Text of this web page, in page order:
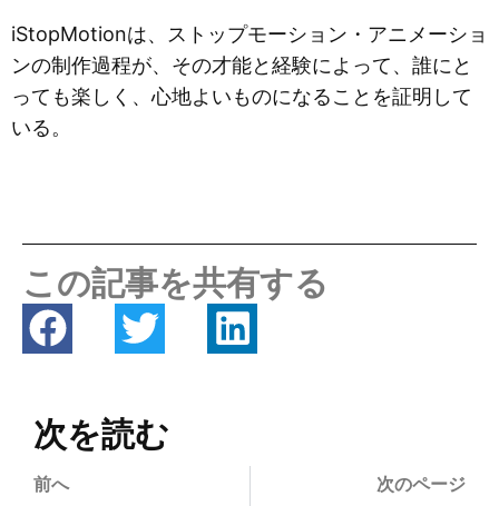
iStopMotionは、ストップモーション・アニメーショ
ンの制作過程が、その才能と経験によって、誰にと
っても楽しく、心地よいものになることを証明して
いる。
この記事を共有する
次を読む
前へ 次のページ